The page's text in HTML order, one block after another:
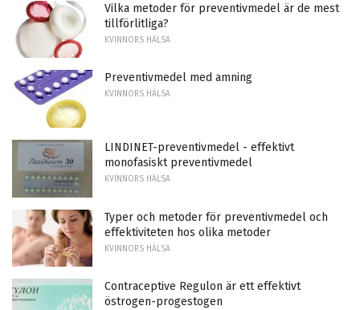
Vilka metoder för preventivmedel är de mest
tillförlitliga?
KVINNORS HÄLSA
Preventivmedel med amning
KVINNORS HÄLSA
LINDINET-preventivmedel - effektivt
monofasiskt preventivmedel
KVINNORS HÄLSA
Typer och metoder för preventivmedel och
effektiviteten hos olika metoder
KVINNORS HÄLSA
Contraceptive Regulon är ett effektivt
östrogen-progestogen